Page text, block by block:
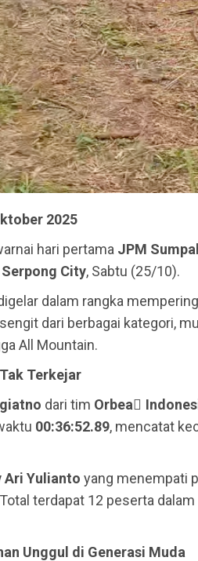
2025
hari pertama JPM
City, Sabtu (25/10).
dalam rangka
dari berbagai kategori,
All Mountain.
Terkejar
dari tim Orbeaّ
00:36:52.89, mencatat
Ari Yulianto yang menempati
terdapat 12 peserta
Unggul di Generasi Muda